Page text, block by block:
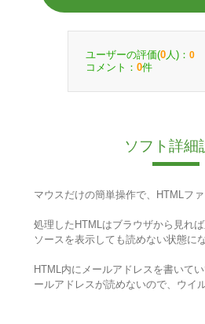
ユーザーの評価(0 人)： 0
コメント： 0件
ソフト詳細
マウスだけの簡単操作で、HTMLファ
処理したHTMLはブラウザから見れば
ソースを表示しても読めない状態に
HTML内にメールアドレスを書いて
ールアドレスが読めないので、ウイ